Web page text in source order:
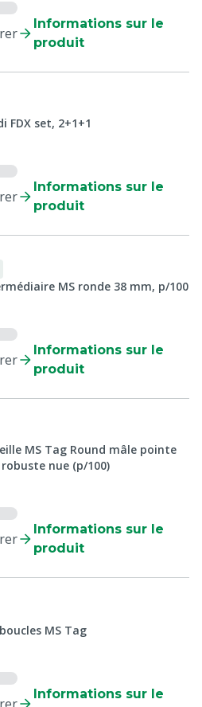
Informations sur le
produit
FDX set, 2+1+1
Informations sur le
produit
MS ronde 38 mm, p/100
Informations sur le
produit
MS Tag Round mâle pointe
nue (p/100)
Informations sur le
produit
MS Tag
Informations sur le